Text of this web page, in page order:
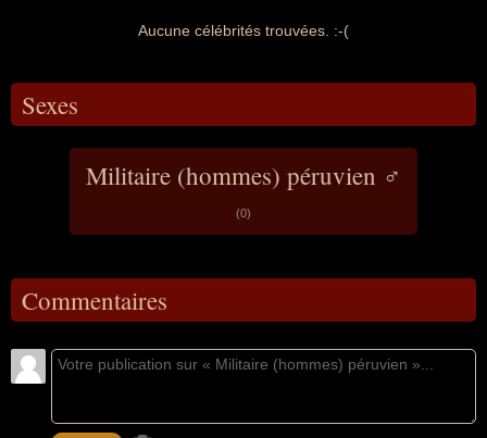
Aucune célébrités trouvées. :-(
Sexes
Militaire (hommes) péruvien ♂
(0)
Commentaires